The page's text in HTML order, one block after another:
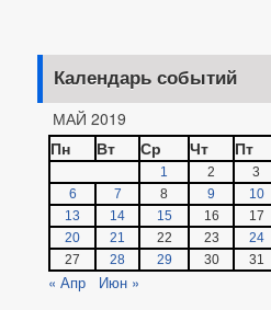
Календарь событий
МАЙ 2019
Пн
Вт Ср Чт Пт
1 2 3
6
7 8 9 10
13
14 15 16 17
20
21 22 23 24
27
28 29 30 31
« Апр Июн »